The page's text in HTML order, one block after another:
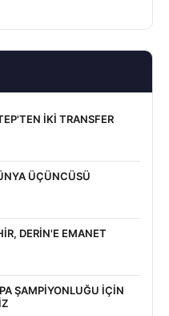
İKİ TRANSFER
ÜÇÜNCÜSÜ
DERİN'E EMANET
ŞAMPİYONLUĞU İÇİN